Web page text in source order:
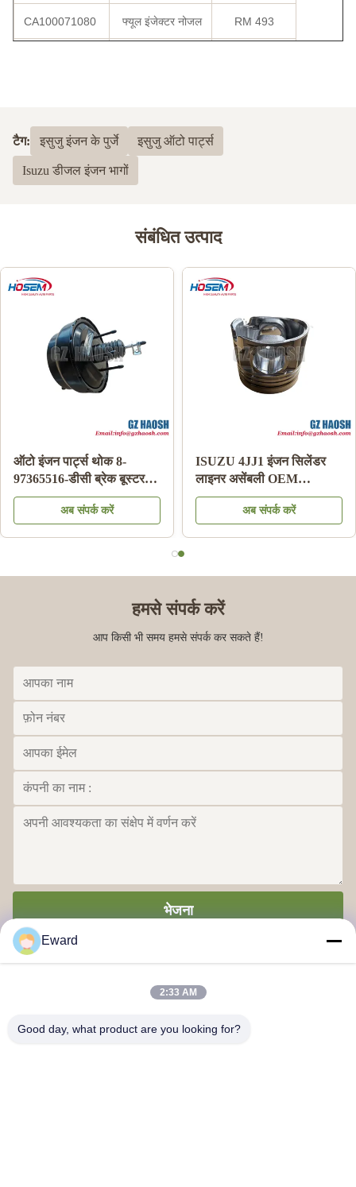
CA100071080 फ्यूल इंजेक्टर नोजल RM 493
टैग: इसुजु इंजन के पुर्जे इसुजु ऑटो पार्ट्स
Isuzu डीजल इंजन भागों
संबंधित उत्पाद
ऑटो इंजन पार्ट्स थोक 8-
97365516-डीसी ब्रेक बूस्टर
इसुजु डीमैक्स 03-06 के लिए
अब संपर्क करें
ISUZU 4JJ1 इंजन सिलेंडर
लाइनर असेंबली OEM
रिप्लेसमेंट 3 महीने की वारंटी
अब संपर्क करें
हमसे संपर्क करें
आप किसी भी समय हमसे संपर्क कर सकते हैं!
भेजना
Eward
2:33 AM
Good day, what product are you looking for?